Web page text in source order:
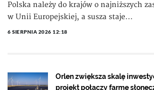
Polska należy do krajów o najniższych
w Unii Europejskiej, a susza staje...
6 SIERPNIA 2026 12:18
Orlen zwiększa skalę
projekt połączy farmę